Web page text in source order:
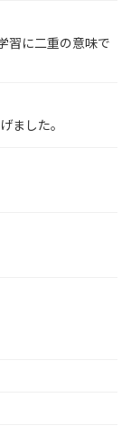
習に二重の意味で
ました。